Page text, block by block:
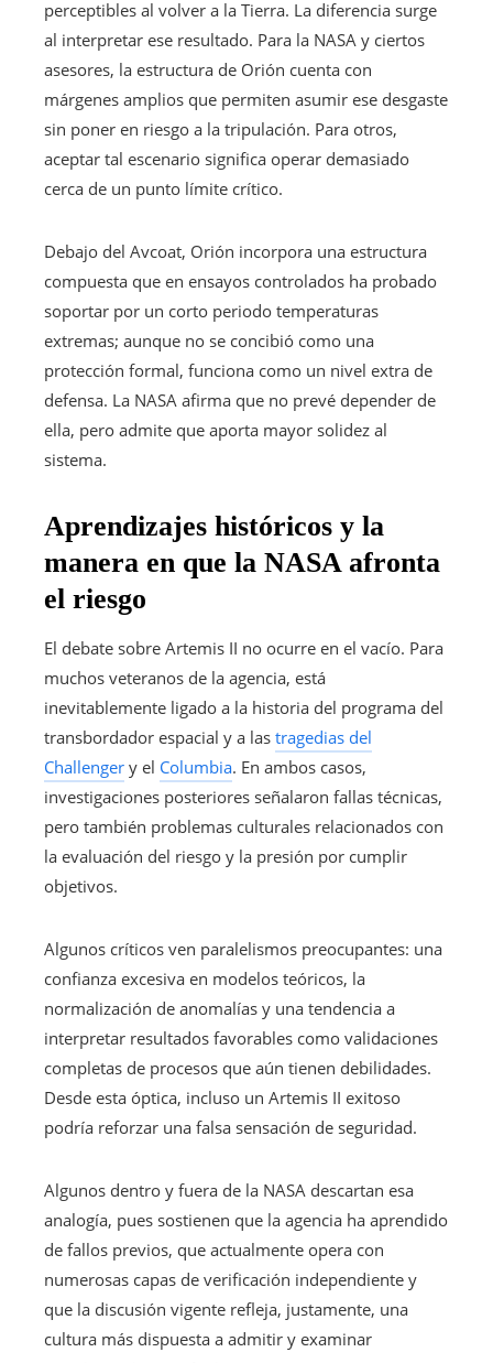
perceptibles al volver a la Tierra. La diferencia surge
al interpretar ese resultado. Para la NASA y ciertos
asesores, la estructura de Orión cuenta con
márgenes amplios que permiten asumir ese desgaste
sin poner en riesgo a la tripulación. Para otros,
aceptar tal escenario significa operar demasiado
cerca de un punto límite crítico.
Debajo del Avcoat, Orión incorpora una estructura
compuesta que en ensayos controlados ha probado
soportar por un corto periodo temperaturas
extremas; aunque no se concibió como una
protección formal, funciona como un nivel extra de
defensa. La NASA afirma que no prevé depender de
ella, pero admite que aporta mayor solidez al
sistema.
Aprendizajes históricos y la
manera en que la NASA afronta
el riesgo
El debate sobre Artemis II no ocurre en el vacío. Para
muchos veteranos de la agencia, está
inevitablemente ligado a la historia del programa del
transbordador espacial y a las tragedias del
Challenger y el Columbia. En ambos casos,
investigaciones posteriores señalaron fallas técnicas,
pero también problemas culturales relacionados con
la evaluación del riesgo y la presión por cumplir
objetivos.
Algunos críticos ven paralelismos preocupantes: una
confianza excesiva en modelos teóricos, la
normalización de anomalías y una tendencia a
interpretar resultados favorables como validaciones
completas de procesos que aún tienen debilidades.
Desde esta óptica, incluso un Artemis II exitoso
podría reforzar una falsa sensación de seguridad.
Algunos dentro y fuera de la NASA descartan esa
analogía, pues sostienen que la agencia ha aprendido
de fallos previos, que actualmente opera con
numerosas capas de verificación independiente y
que la discusión vigente refleja, justamente, una
cultura más dispuesta a admitir y examinar